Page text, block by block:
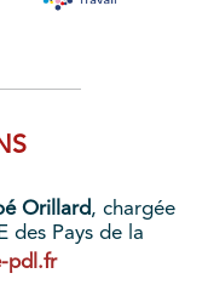
Orillard, chargée
des Pays de la
pdl.fr